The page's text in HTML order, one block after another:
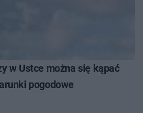
w Ustce można się kąpać
pogodowe